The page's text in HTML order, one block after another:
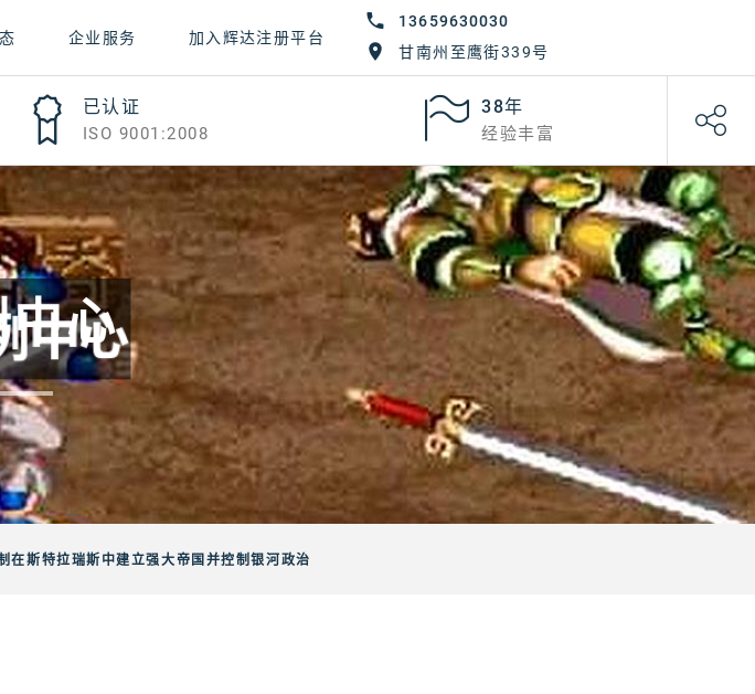
13659630030
甘南州至鹰街339号
企业服务 加入辉达注册平台
已认证
ISO 9001:2008
38年
经验丰富
中心
在斯特拉瑞斯中建立强大帝国并控制银河政治